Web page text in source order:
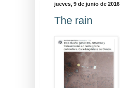
jueves, 9 de junio de 2016
The rain